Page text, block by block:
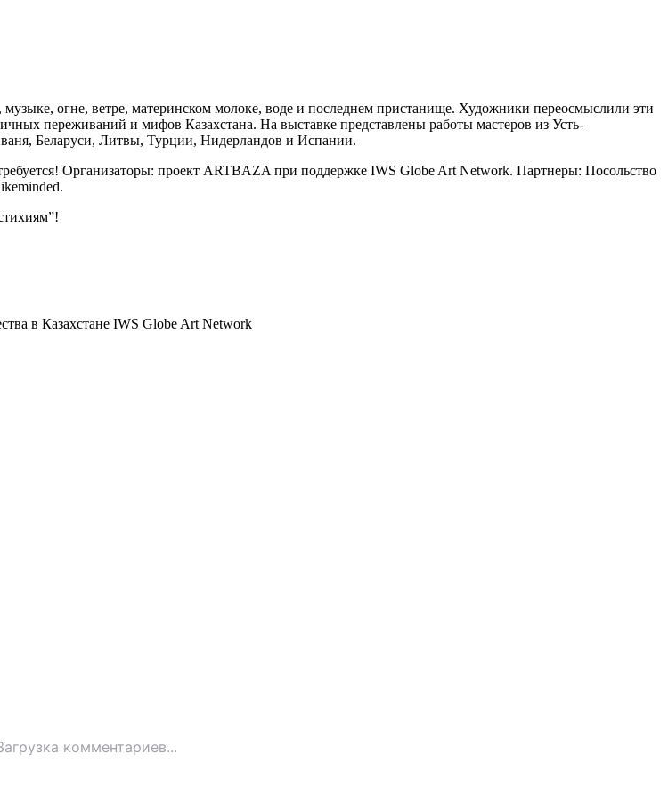
огне, ветре, материнском молоке, воде и последнем пристанище. Художники переосмыслили эти
переживаний и мифов Казахстана. На выставке представлены работы мастеров из Усть-
Беларуси, Литвы, Турции, Нидерландов и Испании.
Организаторы: проект ARTBAZA при поддержке IWS Globe Art Network. Партнеры: Посольство
в Казахстане IWS Globe Art Network
комментариев...